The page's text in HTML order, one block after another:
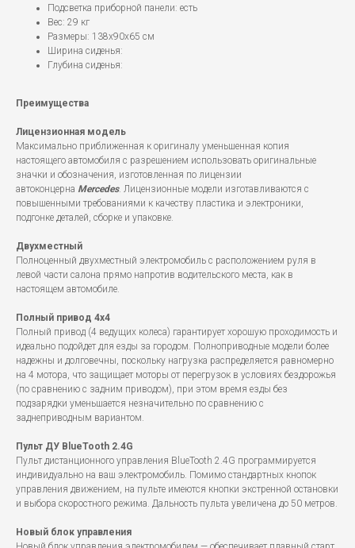
Подсветка приборной панели: есть
Вес: 29 кг
Размеры: 138x90x65 см
Ширина сиденья:
Глубина сиденья:
Преимущества
Лицензионная модель
Максимально приближенная к оригиналу уменьшенная копия
настоящего автомобиля с разрешением использовать оригинальные
значки и обозначения, изготовленная по лицензии
автоконцерна Mercedes. Лицензионные модели изготавливаются с
повышенными требованиями к качеству пластика и электроники,
подгонке деталей, сборке и упаковке.
Двухместный
Полноценный двухместный электромобиль с расположением руля в
левой части салона прямо напротив водительского места, как в
настоящем автомобиле.
Полный привод 4x4
Полный привод (4 ведущих колеса) гарантирует хорошую проходимость и
идеально подойдет для езды за городом. Полноприводные модели более
надежны и долговечны, поскольку нагрузка распределяется равномерно
на 4 мотора, что защищает моторы от перегрузок в условиях бездорожья
(по сравнению с задним приводом), при этом время езды без
подзарядки уменьшается незначительно по сравнению с
заднеприводным вариантом.
Пульт ДУ BlueTooth 2.4G
Пульт дистанционного управления BlueTooth 2.4G программируется
индивидуально на ваш электромобиль. Помимо стандартных кнопок
управления движением, на пульте имеются кнопки экстренной остановки
и выбора скоростного режима. Дальность пульта увеличена до 50 метров.
Новый блок управления